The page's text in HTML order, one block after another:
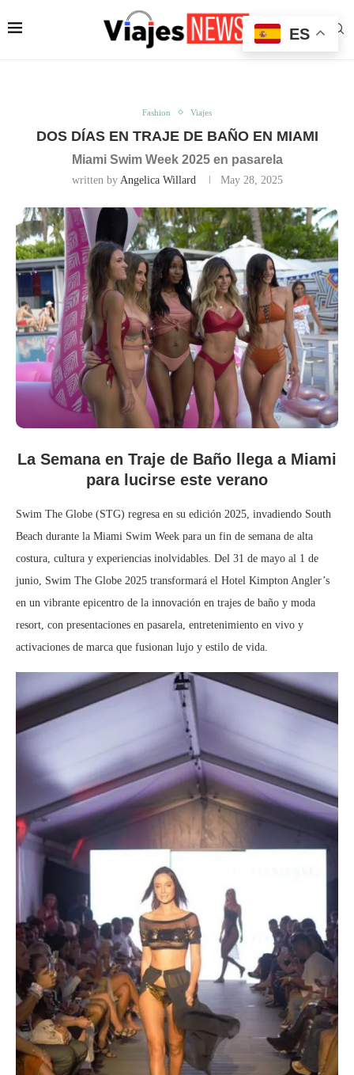
Fashion Viajes
DOS DÍAS EN TRAJE DE BAÑO EN MIAMI
Miami Swim Week 2025 en pasarela
written by Angelica Willard May 28, 2025
La Semana en Traje de Baño llega a Miami
para lucirse este verano
Swim The Globe (STG) regresa en su edición 2025, invadiendo South
Beach durante la Miami Swim Week para un fin de semana de alta
costura, cultura y experiencias inolvidables. Del 31 de mayo al 1 de
junio, Swim The Globe 2025 transformará el Hotel Kimpton Angler’s
en un vibrante epicentro de la innovación en trajes de baño y moda
resort, con presentaciones en pasarela, entretenimiento en vivo y
activaciones de marca que fusionan lujo y estilo de vida.
ES